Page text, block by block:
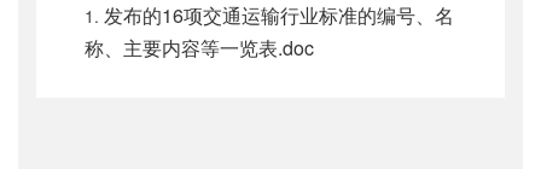
发布的16项交通运输行业标准的编号、名
称、主要内容等一览表.doc